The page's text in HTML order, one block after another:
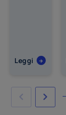
Leggi